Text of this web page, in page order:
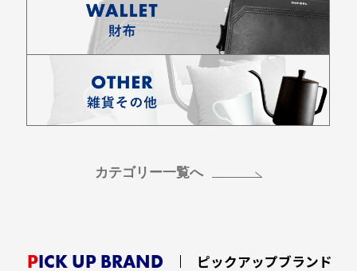
カテゴリー一覧へ
PICK UP BRAND ピックアップブランド